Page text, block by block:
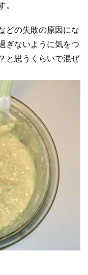
。
どの失敗の原因にな
ぎないように気をつ
と思うくらいで混ぜ